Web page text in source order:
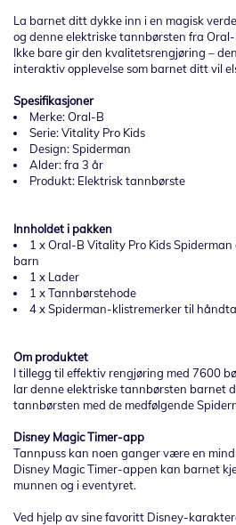
La barnet ditt dykke inn i en magisk
og denne elektriske tannbørsten fra Oral-
Ikke bare gir den kvalitetsrengjøring –
interaktiv opplevelse som barnet ditt vil
Spesifikasjoner
Merke: Oral-B
Serie: Vitality Pro Kids
Design: Spiderman
Alder: fra 3 år
Produkt: Elektrisk tannbørste
Innholdet i pakken
1 x Oral-B Vitality Pro Kids
barn
1 x Lader
1 x Tannbørstehode
4 x Spiderman-klistremerker til
Om produktet
I tillegg til effektiv rengjøring med 7600
lar denne elektriske tannbørsten barnet
tannbørsten med de medfølgende
Disney Magic Timer-app
Tannpuss kan noen ganger være en
Disney Magic Timer-appen kan barnet
munnen og i eventyret.
Ved hjelp av sine favoritt Disney-